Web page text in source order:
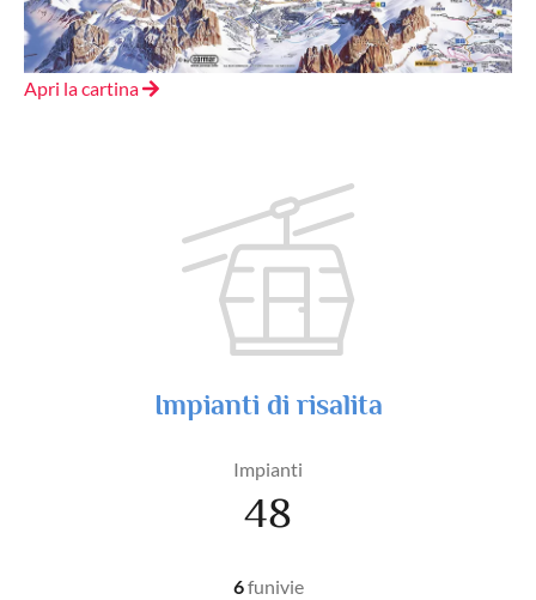
Apri la cartina
Impianti di risalita
Impianti
48
6funivie